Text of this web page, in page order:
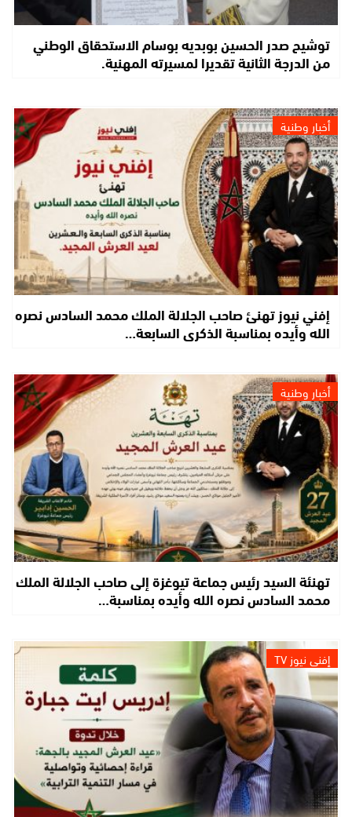
توشيح صدر الحسين بوبديه بوسام الاستحقاق الوطني
من الدرجة الثانية تقديرا لمسيرته المهنية.
أخبار وطنية
إفني نيوز تهنئ صاحب الجلالة الملك محمد السادس نصره
الله وأيده بمناسبة الذكرى السابعة…
أخبار وطنية
تهنئة السيد رئيس جماعة تيوغزة إلى صاحب الجلالة الملك
محمد السادس نصره الله وأيده بمناسبة…
إفني نيوز TV